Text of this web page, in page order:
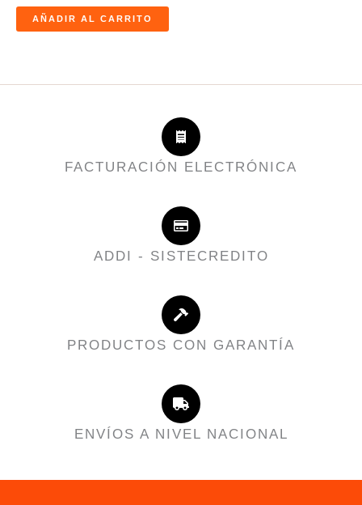
AÑADIR AL CARRITO
FACTURACIÓN ELECTRÓNICA
ADDI - SISTECREDITO
PRODUCTOS CON GARANTÍA
ENVÍOS A NIVEL NACIONAL